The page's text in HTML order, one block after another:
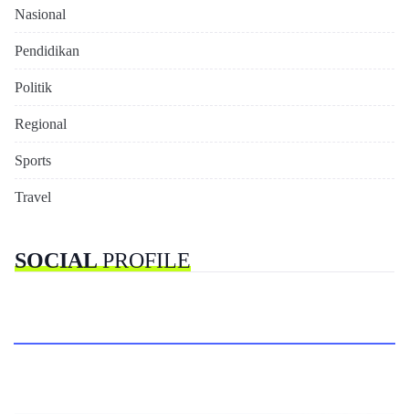
Nasional
Pendidikan
Politik
Regional
Sports
Travel
SOCIALPROFILE